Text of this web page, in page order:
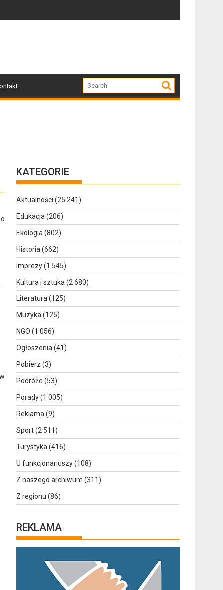
KATEGORIE
Aktualności (25 241)
Edukacja (206)
Ekologia (802)
Historia (662)
Imprezy(1 545)
Kultura i sztuka (2 680)
Literatura (125)
Muzyka (125)
NGO (1 056)
Ogłoszenia (41)
Pobierz (3)
Podróże (53)
Porady(1 005)
Reklama (9)
Sport(2 511)
Turystyka (416)
U funkcjonariuszy(108)
Z naszego archiwum (311)
Z regionu (86)
REKLAMA